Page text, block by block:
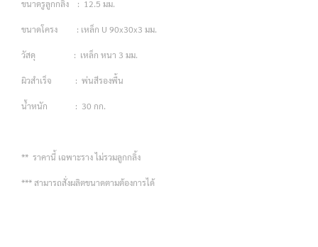
ขนาดรูลูกกลิ้ง : 12.5 มม.
ขนาดโครง : เหล็ก U 90x30x3 มม.
วัสดุ : เหล็ก หนา 3 มม.
ผิวสำเร็จ : พ่นสีรองพื้น
น้ำหนัก : 30 กก.
** ราคานี้ เฉพาะราง ไม่รวมลูกกลิ้ง
*** สามารถสั่งผลิตขนาดตามต้องการได้